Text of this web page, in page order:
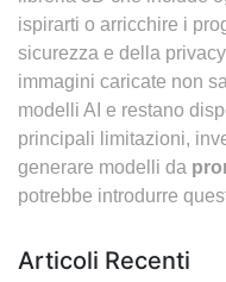
ispirarti o arricchire i
sicurezza e della
immagini caricate non
modelli AI e restano
principali limitazioni,
generare modelli da
potrebbe introdurre
Articoli Recenti